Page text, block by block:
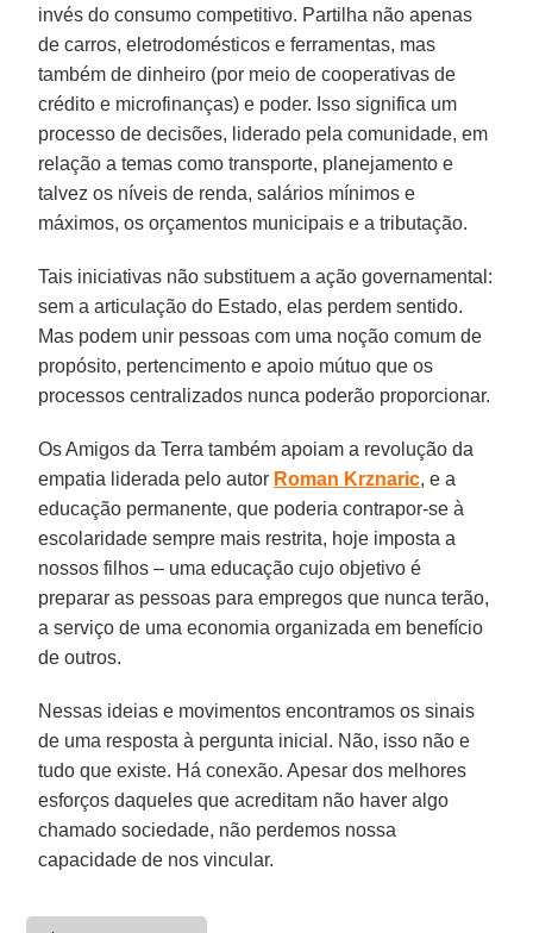
invés do consumo competitivo. Partilha não apenas
de carros, eletrodomésticos e ferramentas, mas
também de dinheiro (por meio de cooperativas de
crédito e microfinanças) e poder. Isso significa um
processo de decisões, liderado pela comunidade, em
relação a temas como transporte, planejamento e
talvez os níveis de renda, salários mínimos e
máximos, os orçamentos municipais e a tributação.
Tais iniciativas não substituem a ação governamental:
sem a articulação do Estado, elas perdem sentido.
Mas podem unir pessoas com uma noção comum de
propósito, pertencimento e apoio mútuo que os
processos centralizados nunca poderão proporcionar.
Os Amigos da Terra também apoiam a revolução da
empatia liderada pelo autor Roman Krznaric, e a
educação permanente, que poderia contrapor-se à
escolaridade sempre mais restrita, hoje imposta a
nossos filhos – uma educação cujo objetivo é
preparar as pessoas para empregos que nunca terão,
a serviço de uma economia organizada em benefício
de outros.
Nessas ideias e movimentos encontramos os sinais
de uma resposta à pergunta inicial. Não, isso não e
tudo que existe. Há conexão. Apesar dos melhores
esforços daqueles que acreditam não haver algo
chamado sociedade, não perdemos nossa
capacidade de nos vincular.